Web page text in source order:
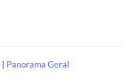
| Panorama Geral